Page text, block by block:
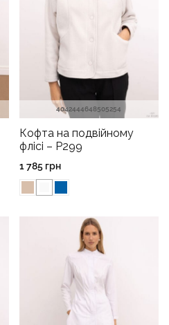
4042444648505254
Кофта на подвійному
флісі – P299
1 785 грн